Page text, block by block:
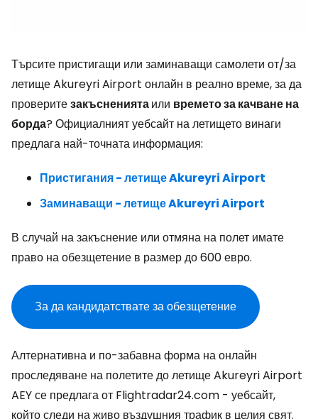
Търсите пристигащи или заминаващи самолети от/за
летище Akureyri Airport онлайн в реално време, за да
проверитезакъснениятаили времето за качване на
борда? Официалният уебсайт на летището винаги
предлага най-точната информация:
Пристигания - летище Akureyri Airport
Заминаващи - летище Akureyri Airport
В случай на закъснение или отмяна на полет имате
право на обезщетение в размер до 600 евро.
За да кандидатствате за обезщетение
Алтернативна и по-забавна форма на онлайн
проследяване на полетите до летище Akureyri Airport
AEY се предлага от Flightradar24.com - уебсайт,
който следи на живо въздушния трафик в целия свят.